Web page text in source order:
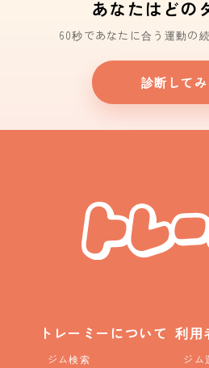
あなたはどの
60秒であなたに合う運動の
診断してみ
トレーミーについて
ジム検索
利用
ジム